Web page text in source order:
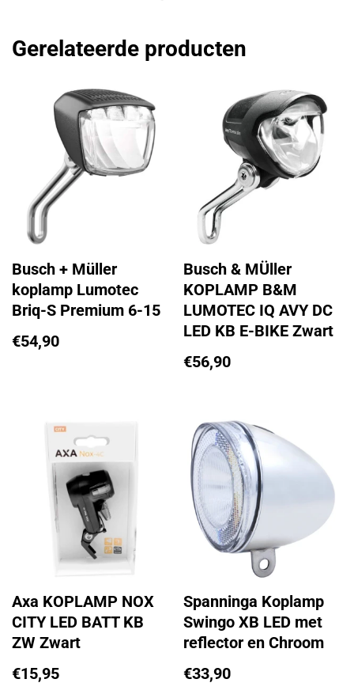
Gerelateerde producten
Busch + Müller
koplamp Lumotec
Briq-S Premium 6-15
€54,90
Busch & MÜller
KOPLAMP B&M
LUMOTEC IQ AVY DC
LED KB E-BIKE Zwart
€56,90
Axa KOPLAMP NOX
CITY LED BATT KB
ZW Zwart
€15,95
Spanninga Koplamp
Swingo XB LED met
reflector en Chroom
€33,90